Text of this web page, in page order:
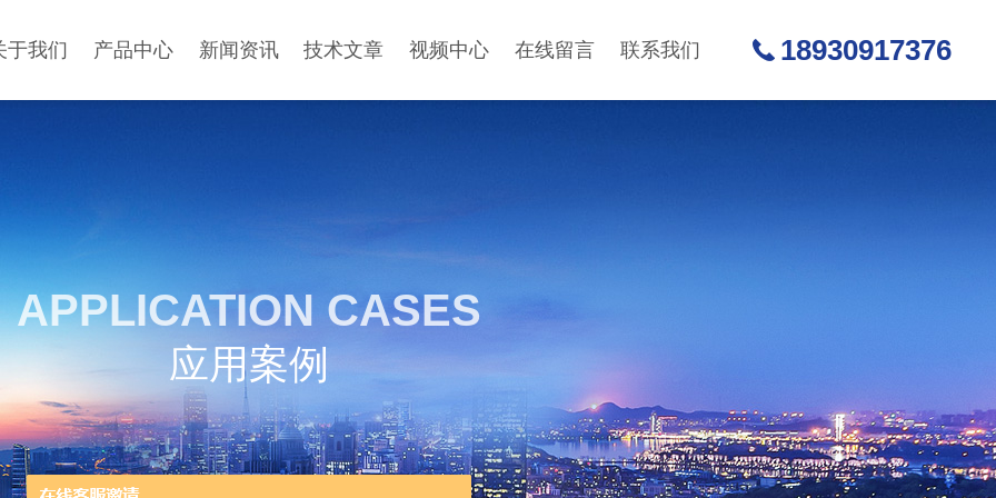
于我们 产品中心 新闻资讯 技术文章 视频中心 在线留言 联系我们 18930917376
APPLICATION CASES
应用案例